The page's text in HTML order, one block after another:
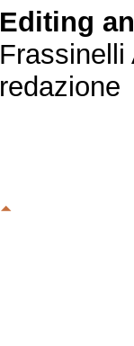
Editing
Frassinelli
redazione